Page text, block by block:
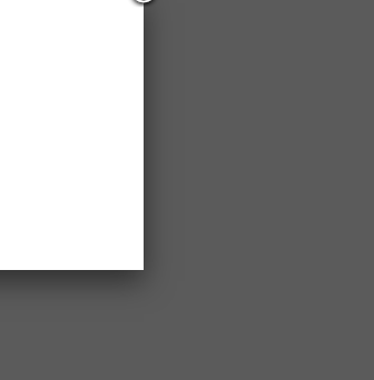
ύψους
έκτασης
το κάστρο
σε